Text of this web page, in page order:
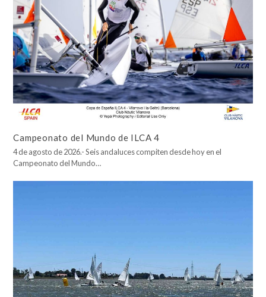
Campeonato del Mundo de ILCA 4
4 de agosto de 2026.- Seis andaluces compiten desde hoy en el
Campeonato del Mundo…